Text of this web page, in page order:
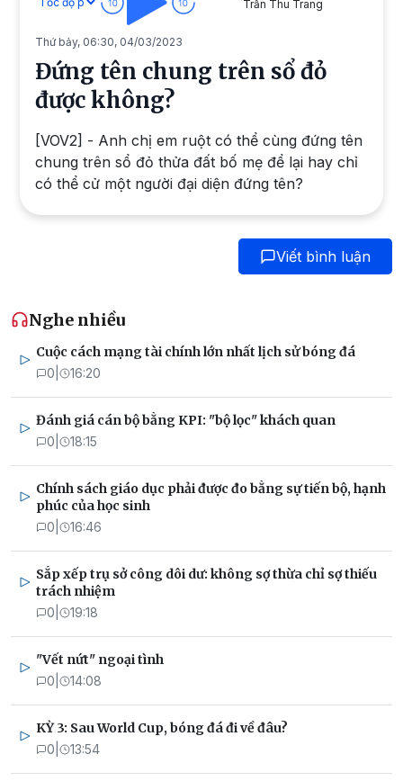
Trần Thu Trang
Thứ bảy, 06:30, 04/03/2023
Đứng tên chung trên sổ đỏ
được không?
[VOV2] - Anh chị em ruột có thể cùng đứng tên
chung trên sổ đỏ thửa đất bố mẹ để lại hay chỉ
có thể cử một người đại diện đứng tên?
Viết bình luận
Nghe nhiều
Cuộc cách mạng tài chính lớn nhất lịch sử bóng đá
0 16:20
Đánh giá cán bộ bằng KPI: "bộ lọc" khách quan
0 18:15
Chính sách giáo dục phải được đo bằng sự tiến bộ, hạnh
phúc của học sinh
0 16:46
Sắp xếp trụ sở công dôi dư: không sợ thừa chỉ sợ thiếu
trách nhiệm
0 19:18
"Vết nứt" ngoại tình
0 14:08
KỲ 3: Sau World Cup, bóng đá đi về đâu?
0 13:54